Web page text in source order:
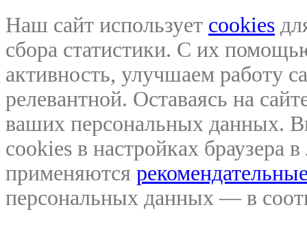
Наш сайт использует cookies
сбора статистики. С их
активность, улучшаем работу
релевантной. Оставаясь на
ваших персональных данных.
cookies в настройках браузера
применяются
персональных данных — в